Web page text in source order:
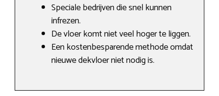
Speciale bedrijven die snel kunnen
infrezen.
De vloer komt niet veel hoger te liggen.
Een kostenbesparende methode omdat
nieuwe dekvloer niet nodig is.